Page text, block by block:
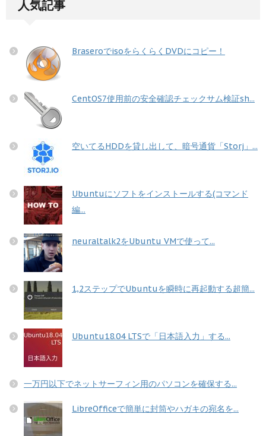
人気記事
BraseroでisoをらくらくDVDにコピー！
CentOS7使用前の安全確認チェックサム検証sh...
空いてるHDDを貸し出して、暗号通貨「Storj」...
Ubuntuにソフトをインストールする(コマンド
編...
neuraltalk2をUbuntu VMで使って...
1,2ステップでUbuntuを瞬時に再起動する超簡...
Ubuntu18.04 LTSで「日本語入力」する...
一万円以下でネットサーフィン用のパソコンを確保する...
LibreOfficeで簡単に封筒やハガキの宛名を...